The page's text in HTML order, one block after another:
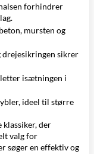
forhindrer
mursten og
drejesikringen sikrer
isætningen i
ideel til større
klassiker, der
valg for
søger en effektiv og